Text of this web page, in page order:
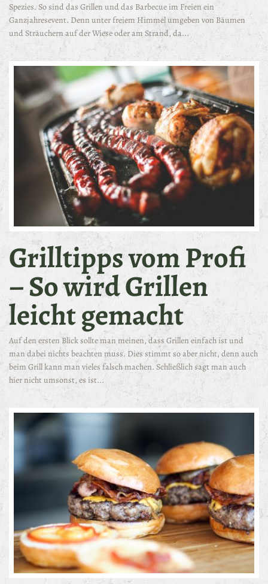
Spezies. So sind das Grillen und das Barbecue im Freien ein
Ganzjahresevent. Denn unter freiem Himmel umgeben von Bäumen
und Sträuchern auf der Wiese oder am Strand, da...
Grilltipps vom Profi
– So wird Grillen
leicht gemacht
Auf den ersten Blick sollte man meinen, dass Grillen einfach ist und
man dabei nichts beachten muss. Dies stimmt so aber nicht, denn auch
beim Grill kann man vieles falsch machen. Schließlich sagt man auch
hier nicht umsonst, es ist...